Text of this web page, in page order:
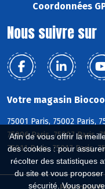
Afin de vous offrir la
des cookies : pour
récolter des statistiques
du site et vous
sécurité. Vous
Coordonnées
Nous suivre sur
Votre magasin
75001 Paris, 75002 Paris,
75006 Paris, 75007 Paris,
75011 Paris, 75017 Paris,